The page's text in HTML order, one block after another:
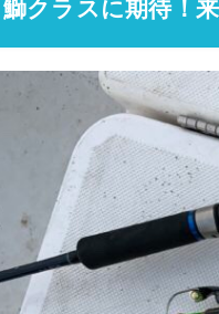
鰤クラスに期待！